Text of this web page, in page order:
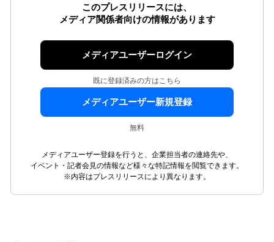
このプレスリリースには、
メディア関係者向けの情報があります
メディアユーザーログイン
既に登録済みの方はこちら
メディアユーザー新規登録
無料
メディアユーザー登録を行うと、企業担当者の連絡先や、
イベント・記者会見の情報など様々な特記情報を閲覧できます。
※内容はプレスリリースにより異なります。